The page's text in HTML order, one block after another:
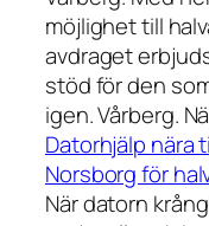
möjlighet till
avdraget
stöd för den
igen. Vårberg.
Datorhjälp nära
Norsborg för
När datorn